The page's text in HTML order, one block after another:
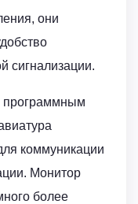
они
сигнализации.
программным
коммуникации
Монитор
более